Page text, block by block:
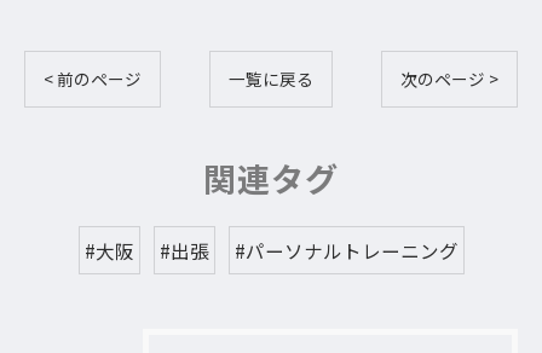
< 前のページ 一覧に戻る 次のページ >
関連タグ
#大阪 #出張 #パーソナルトレーニング